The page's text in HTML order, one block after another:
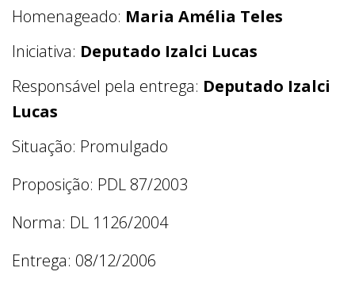
Homenageado: Maria Amélia Teles
Iniciativa: Deputado Izalci Lucas
Responsável pela entrega: Deputado Izalci
Lucas
Situação: Promulgado
Proposição: PDL 87/2003
Norma: DL 1126/2004
Entrega: 08/12/2006